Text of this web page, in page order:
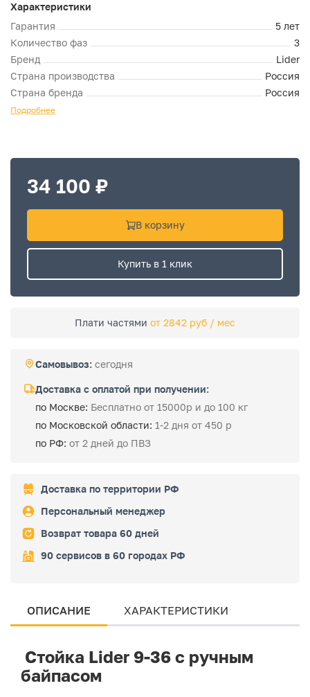
Характеристики
Гарантия
5 лет
Количество фаз
3
Бренд
Lider
Страна производства
Россия
Страна бренда
Россия
Подробнее
34 100 ₽
В корзину
Купить в 1 клик
Плати частями от 2842 руб / мес
Самовывоз: сегодня
Доставка с оплатой при получении:
по Москве: Бесплатно от 15000р и до 100 кг
по Московской области: 1-2 дня от 450 р
по РФ: от 2 дней до ПВЗ
Доставка по территории РФ
Персональный менеджер
Возврат товара 60 дней
90 сервисов в 60 городах РФ
ОПИСАНИЕ ХАРАКТЕРИСТИКИ
Стойка Lider 9-36 с ручным
байпасом